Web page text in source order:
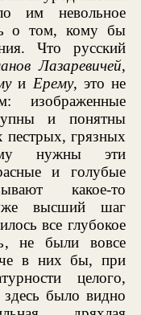
им невольное
о том, кому бы
Что русский
Лазаревичей,
и Ерему, это не
изображенные
и понятны
пестрых, грязных
нужны эти
и голубые
какое-то
высший шаг
все глубокое
не были вовсе
в них бы, при
целого,
было видно